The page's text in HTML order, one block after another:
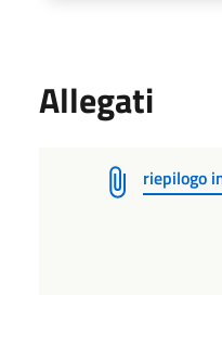
Allegati
riepilogo